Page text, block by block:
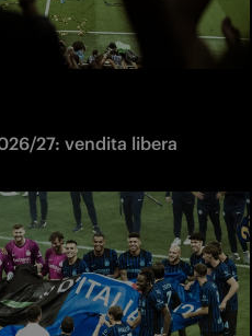
27: vendita libera